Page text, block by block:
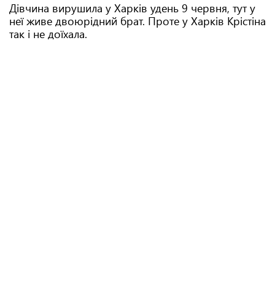
Дівчина вирушила у Харків удень 9 червня, тут у
неї живе двоюрідний брат. Проте у Харків Крістіна
так і не доїхала.